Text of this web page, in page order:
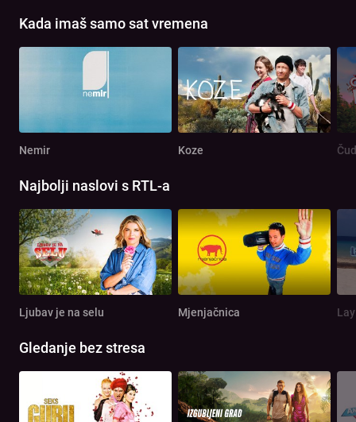
Kada imaš samo sat vremena
Nemir Koze
Najbolji naslovi s RTL-a
Ljubav je na selu Mjenjačnica
Gledanje bez stresa